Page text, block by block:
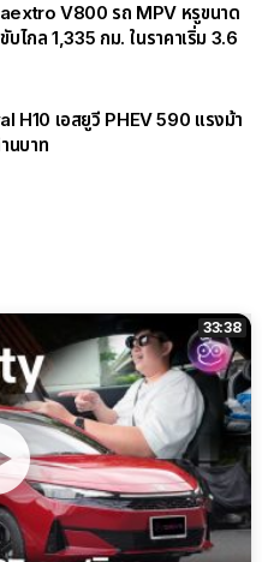
V800 รถ MPV หรูขนาด
ไกล 1,335 กม. ในราคาเริ่ม 3.6
H10 เอสยูวี PHEV 590 แรงม้า
นบาท
33:38